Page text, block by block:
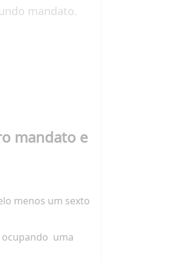
mandato.
mandato e
menos um sexto
ocupando uma